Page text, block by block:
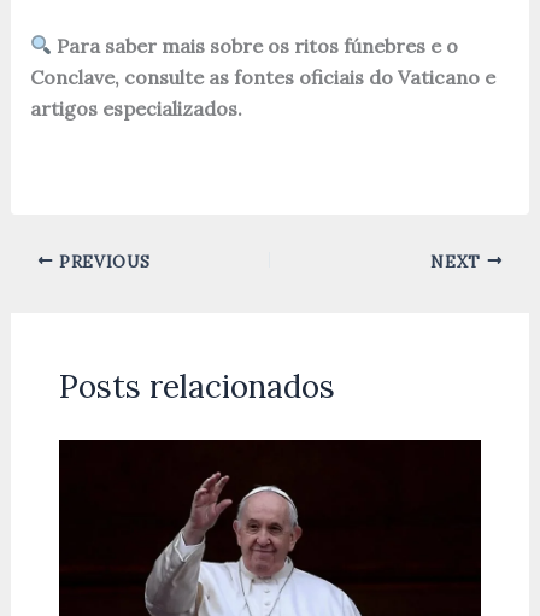
Para saber mais sobre os ritos fúnebres e o
Conclave, consulte as fontes oficiais do Vaticano e
artigos especializados.
PREVIOUS NEXT
Posts relacionados